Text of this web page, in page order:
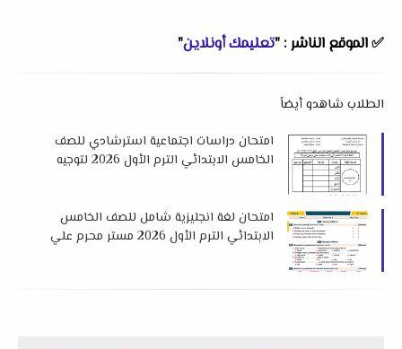
✅ الموقع الناشر : "تعليمك أونلاين"
الطلاب شاهدو أيضاً
امتحان دراسات اجتماعية استرشادي للصف
الخامس الابتدائي الترم الأول 2026 لتوجيه
امتحان لغة انجليزية شامل للصف الخامس
الابتدائي الترم الأول 2026 مستر محرم علي